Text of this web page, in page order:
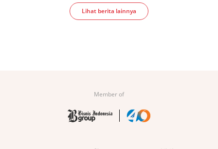
Lihat berita lainnya
Member of